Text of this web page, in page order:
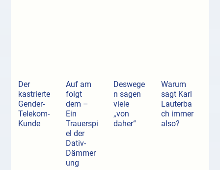
Der
kastrierte
Gender-
Telekom-
Kunde
Auf am
folgt
dem –
Ein
Trauerspi
el der
Dativ-
Dämmer
ung
Deswege
n sagen
viele
„von
daher“
Warum
sagt Karl
Lauterba
ch immer
also?